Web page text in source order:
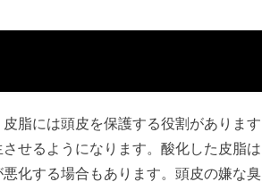
脂には頭皮を保護する役割があります
せるようになります。酸化した皮脂は
化する場合もあります。頭皮の嫌な臭